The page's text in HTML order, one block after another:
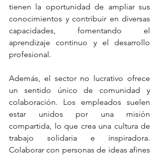
tienen la oportunidad de ampliar sus
conocimientos y contribuir en diversas
capacidades, fomentando el
aprendizaje continuo y el desarrollo
profesional.
Además, el sector no lucrativo ofrece
un sentido único de comunidad y
colaboración. Los empleados suelen
estar unidos por una misión
compartida, lo que crea una cultura de
trabajo solidaria e inspiradora.
Colaborar con personas de ideas afines